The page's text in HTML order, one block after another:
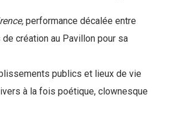
performance décalée entre
création au Pavillon pour sa
publics et lieux de vie
à la fois poétique, clownesque